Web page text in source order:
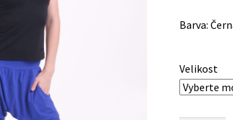
Barva:
Velikost